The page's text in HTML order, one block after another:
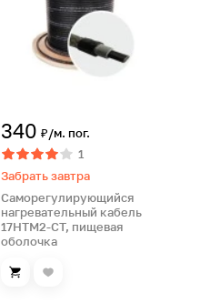
340 ₽/м. пог.
1
Забрать завтра
Саморегулирующийся
нагревательный кабель
17HTM2-CT, пищевая
оболочка